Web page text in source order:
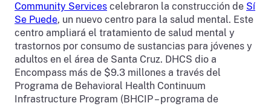
Community Services celebraron la construcción de Sí
Se Puede, un nuevo centro para la salud mental. Este
centro ampliará el tratamiento de salud mental y
trastornos por consumo de sustancias para jóvenes y
adultos en el área de Santa Cruz. DHCS dio a
Encompass más de $9.3 millones a través del
Programa de Behavioral Health Continuum
Infrastructure Program (BHCIP – programa de